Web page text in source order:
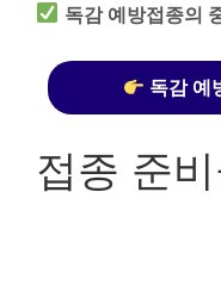
독감 예방접종의
독감 예
접종 준